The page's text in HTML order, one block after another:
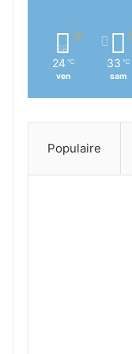
24 ℃
ven
33 ℃
sam
Populaire